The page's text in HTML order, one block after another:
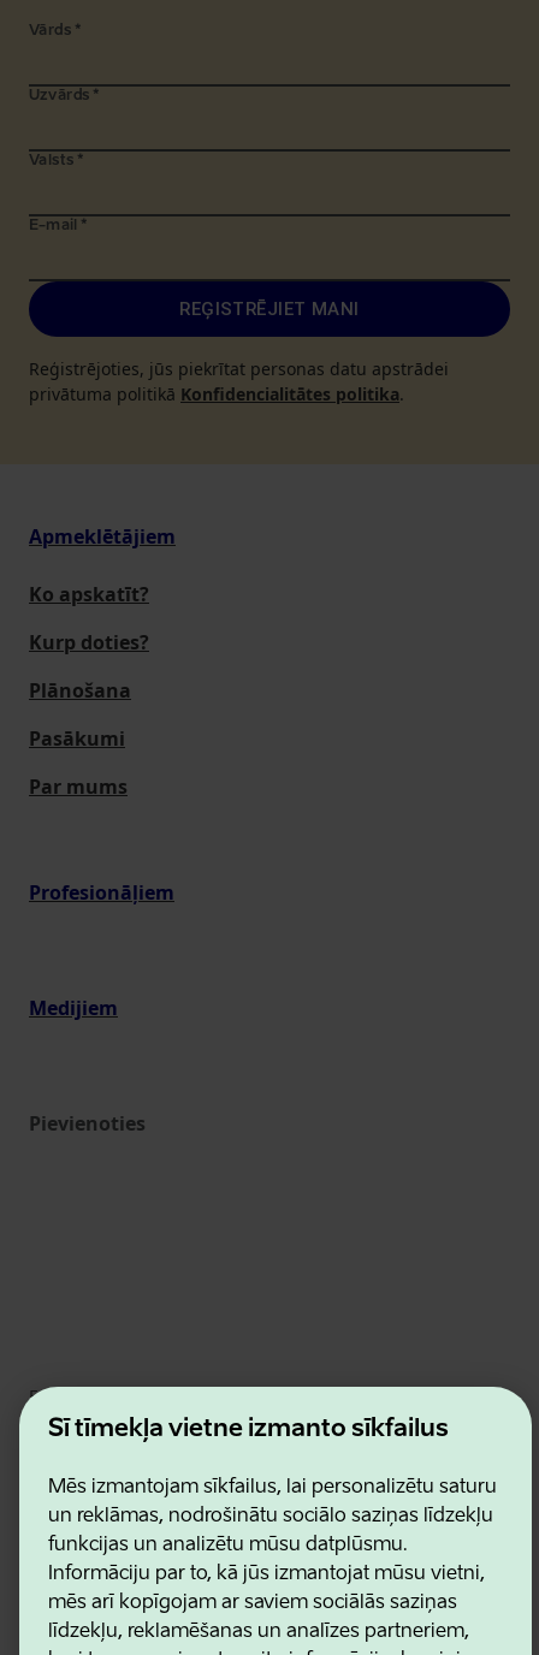
Šī tīmekļa vietne izmanto sīkfailus
Mēs izmantojam sīkfailus, lai personalizētu saturu
un reklāmas, nodrošinātu sociālo saziņas līdzekļu
funkcijas un analizētu mūsu datplūsmu.
Informāciju par to, kā jūs izmantojat mūsu vietni,
mēs arī kopīgojam ar saviem sociālās saziņas
līdzekļu, reklamēšanas un analīzes partneriem,
Vārds *
Uzvārds *
Valsts *
E-mail *
REĢISTRĒJIET MANI
Reģistrējoties, jūs piekrītat personas datu apstrādei
privātuma politikā Konfidencialitātes politika.
Apmeklētājiem
Ko apskatīt?
Kurp doties?
Plānošana
Pasākumi
Par mums
Profesionāļiem
Medijiem
Pievienoties
Estonian Business and Innovation Agency
Kontakti
Sadarbības partneri
Sīkdatņu un konfidencialitātes politika